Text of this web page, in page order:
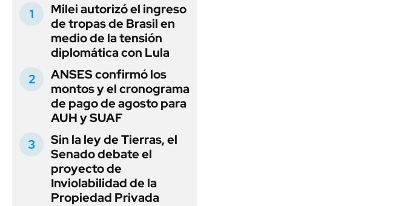
Milei autorizó el ingreso
de tropas de Brasil en
medio de la tensión
diplomática con Lula
ANSES confirmó los
montos y el cronograma
de pago de agosto para
AUH y SUAF
Sin la ley de Tierras, el
Senado debate el
proyecto de
Inviolabilidad de la
Propiedad Privada